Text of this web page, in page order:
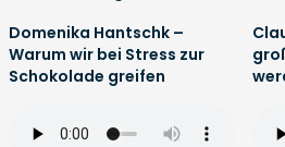
Domenika Hantschk –
Warum wir bei Stress zur
Schokolade greifen